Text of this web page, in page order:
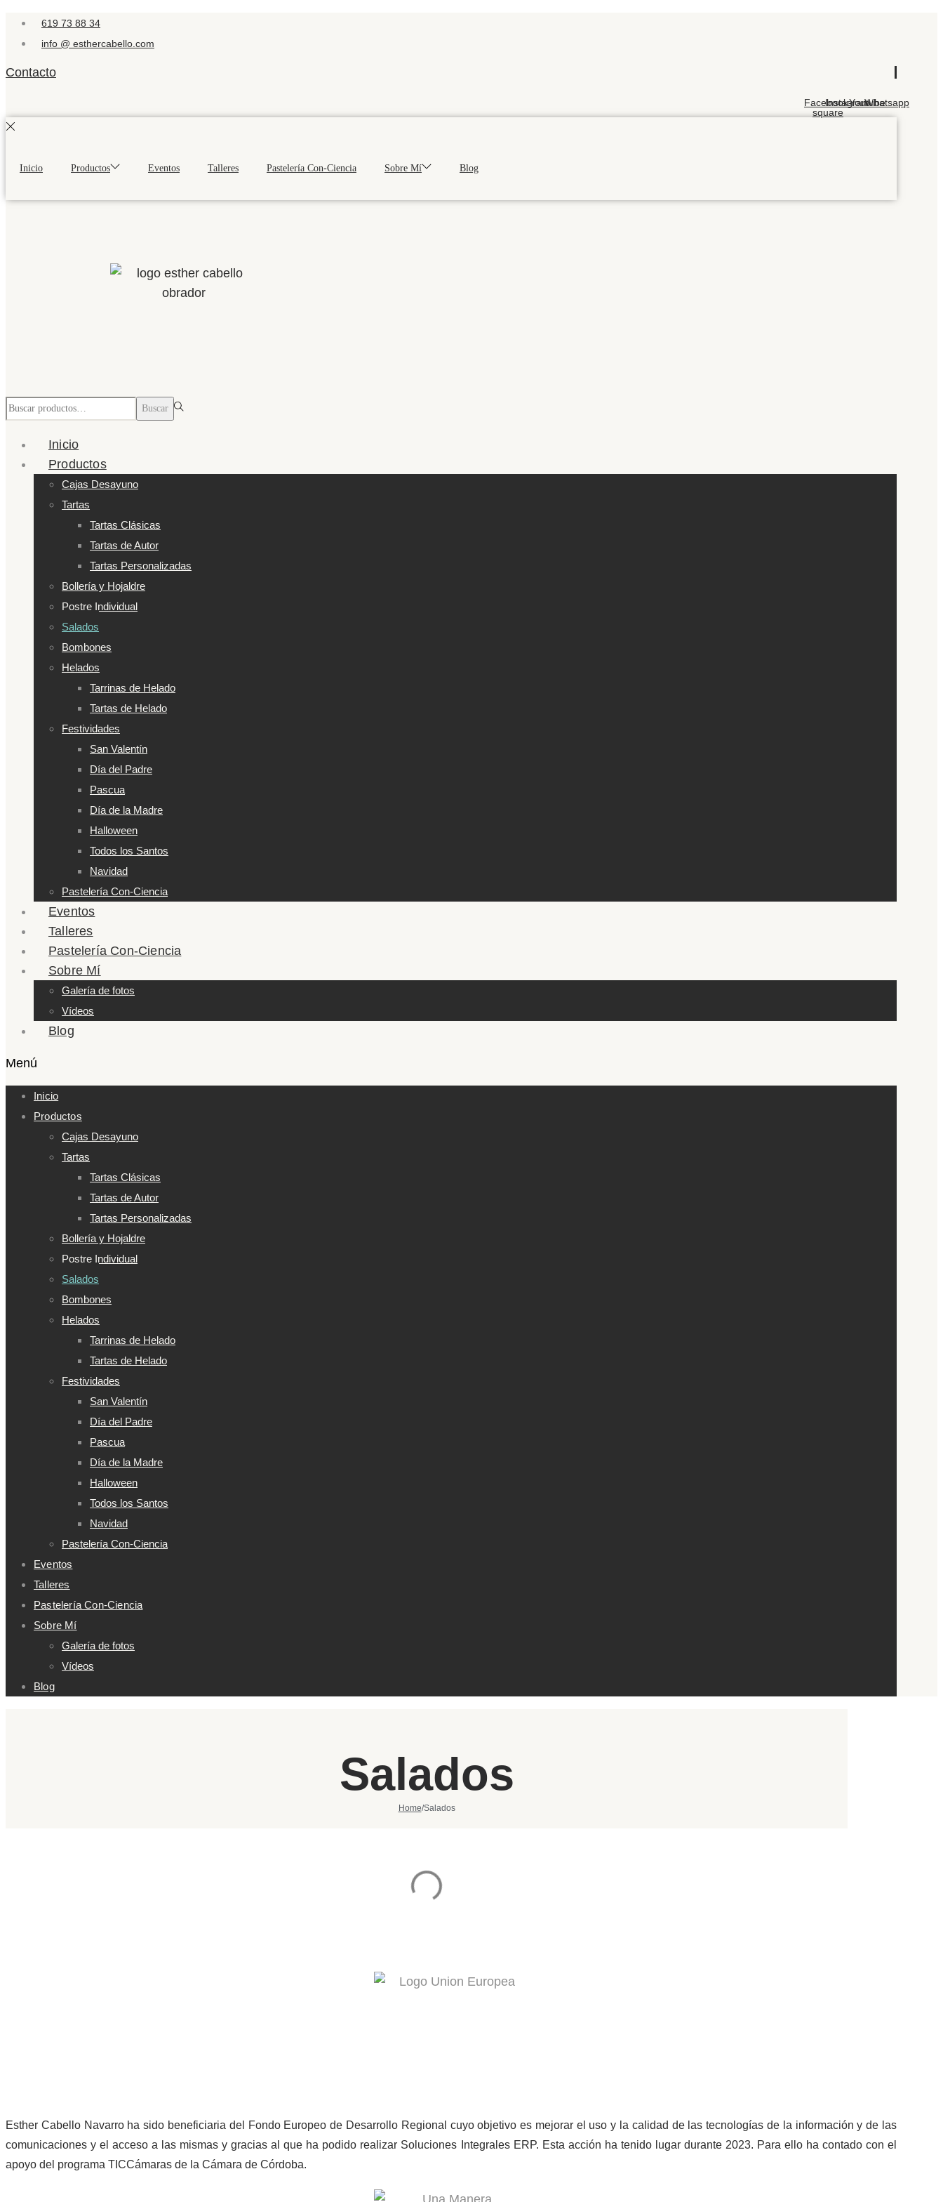
619 73 88 34
info @ esthercabello.com
Contacto
Facebook-
square
Instagram
Youtube
Whatsapp
Inicio Productos Eventos Talleres Pastelería Con-Ciencia Sobre Mí Blog
Búsqueda
Buscar
Inicio
Productos
Cajas Desayuno
Tartas
Tartas Clásicas
Tartas de Autor
Tartas Personalizadas
Bollería y Hojaldre
Postre Individual
Salados
Bombones
Helados
Tarrinas de Helado
Tartas de Helado
Festividades
San Valentín
Día del Padre
Pascua
Día de la Madre
Halloween
Todos los Santos
Navidad
Pastelería Con-Ciencia
Eventos
Talleres
Pastelería Con-Ciencia
Sobre Mí
Galería de fotos
Vídeos
Blog
Menú
Inicio
Productos
Cajas Desayuno
Tartas
Tartas Clásicas
Tartas de Autor
Tartas Personalizadas
Bollería y Hojaldre
Postre Individual
Salados
Bombones
Helados
Tarrinas de Helado
Tartas de Helado
Festividades
San Valentín
Día del Padre
Pascua
Día de la Madre
Halloween
Todos los Santos
Navidad
Pastelería Con-Ciencia
Eventos
Talleres
Pastelería Con-Ciencia
Sobre Mí
Galería de fotos
Vídeos
Blog
Salados
Home/Salados
Esther Cabello Navarro ha sido beneficiaria del Fondo Europeo de Desarrollo Regional cuyo objetivo es mejorar el uso y la calidad de las tecnologías de la información y de las
comunicaciones y el acceso a las mismas y gracias al que ha podido realizar Soluciones Integrales ERP. Esta acción ha tenido lugar durante 2023. Para ello ha contado con el
apoyo del programa TICCámaras de la Cámara de Córdoba.